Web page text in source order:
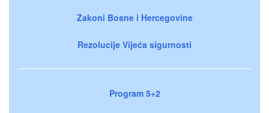
Zakoni Bosne i Hercegovine
Rezolucije Vijeća sigurnosti
Program 5+2